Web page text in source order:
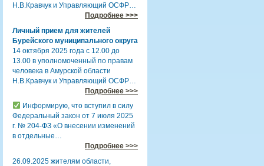
Н.В.Кравчук и Управляющий ОСФР…
Подробнее >>>
Личный прием для жителей
Бурейского муниципального округа
14 октября 2025 года с 12.00 до
13.00 в уполномоченный по правам
человека в Амурской области
Н.В.Кравчук и Управляющий ОСФР…
Подробнее >>>
Информирую, что вступил в силу
Федеральный закон от 7 июля 2025
г. № 204-ФЗ «О внесении изменений
в отдельные…
Подробнее >>>
26.09.2025 жителям области,